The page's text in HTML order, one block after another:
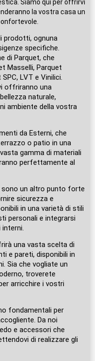
Siamo qui per offrirvi
la vostra casa un
prodotti, ognuna
specifiche.
di Parquet, che
Masselli, Parquet
LVT e Vinilici.
offriranno una
naturale,
ambiente della vostra
da Esterni, che
o patio in una
gamma di materiali
perfettamente al
sono un altro punto forte
sicurezza e
in una varietà di stili
personali e integrarsi
una vasta scelta di
e pareti, disponibili in
Sia che vogliate un
troverete
arricchire i vostri
fondamentali per
Da noi
e accessori che
di realizzare gli